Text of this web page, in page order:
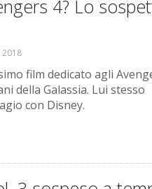
4? Lo
2018
film dedicato agli
della Galassia. Lui stesso
con Disney.